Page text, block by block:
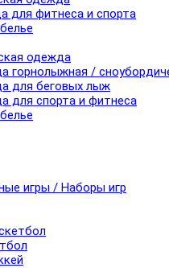
для фитнеса и спорта
одежда
горнолыжная /
для беговых лыж
для спорта и фитнеса
игры / Наборы игр